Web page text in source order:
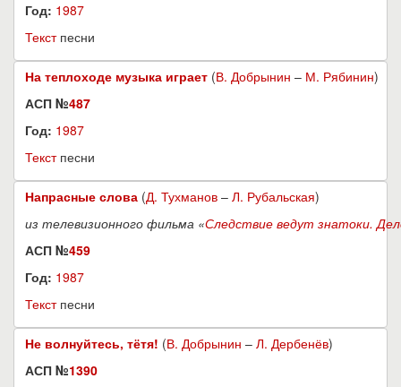
Год: 1987
Текстпесни
На теплоходе музыка играет (В. Добрынин – М. Рябинин)
АСП №487
Год: 1987
Текстпесни
Напрасные слова (Д. Тухманов – Л. Рубальская)
из телевизионного фильма «Следствие ведут знатоки.
АСП №459
Год: 1987
Текстпесни
Не волнуйтесь, тётя! (В. Добрынин – Л. Дербенёв)
АСП №1390